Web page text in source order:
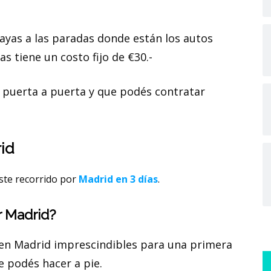
a las paradas donde están los autos
tiene un costo fijo de €30.-
puerta a puerta y que podés contratar
recorrido por Madrid en 3 días.
Madrid?
Madrid imprescindibles para una primera
podés hacer a pie.